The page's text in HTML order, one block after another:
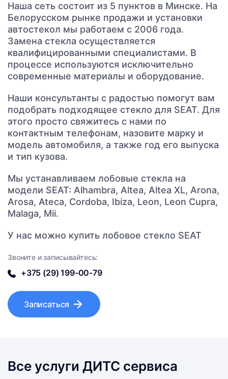
Наша сеть состоит из 5 пунктов в Минске. На
Белорусском рынке продажи и установки
автостекол мы работаем с 2006 года.
Замена стекла осуществляется
квалифицированными специалистами. В
процессе используются исключительно
современные материалы и оборудование.
Наши консультанты с радостью помогут вам
подобрать подходящее стекло для SEAT. Для
этого просто свяжитесь с нами по
контактным телефонам, назовите марку и
модель автомобиля, а также год его выпуска
и тип кузова.
Мы устанавливаем лобовые стекла на
модели SEAT: Alhambra, Altea, Altea XL, Arona,
Arosa, Ateca, Cordoba, Ibiza, Leon, Leon Cupra,
Malaga, Mii.
У нас можно купить лобовое стекло SEAT
Звоните и записывайтесь:
+375 (29) 199-00-79
Записаться
Все услуги ДИТС сервиса